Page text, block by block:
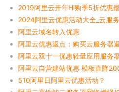
2019阿里云开年Hi购季5折优惠
阿里云域名转入优惠
阿里云优惠返点：购买云服务器
阿里云自营建站优惠 模板直降
510阿里日阿里云优惠活动？